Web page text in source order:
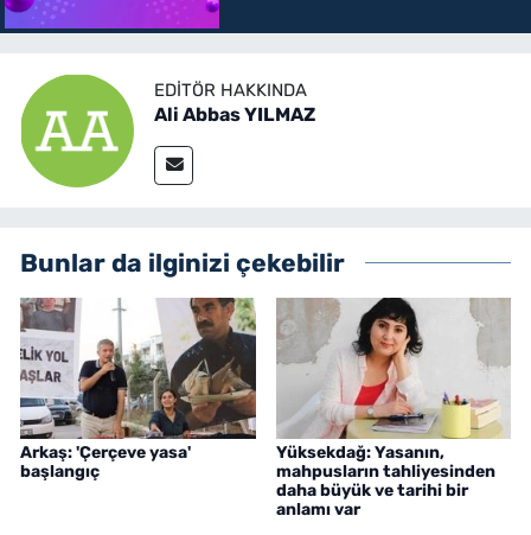
EDITÖR HAKKINDA
Ali Abbas YILMAZ
Bunlar da ilginizi çekebilir
Arkaş: 'Çerçeve yasa'
başlangıç
Yüksekdağ: Yasanın,
mahpusların tahliyesinden
daha büyük ve tarihi bir
anlamı var